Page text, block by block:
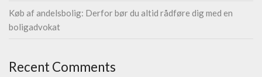
Køb af andelsbolig: Derfor bør du altid rådføre dig med en
boligadvokat
Recent Comments